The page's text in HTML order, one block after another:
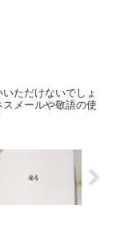
いただけないでしょ
メールや敬語の使